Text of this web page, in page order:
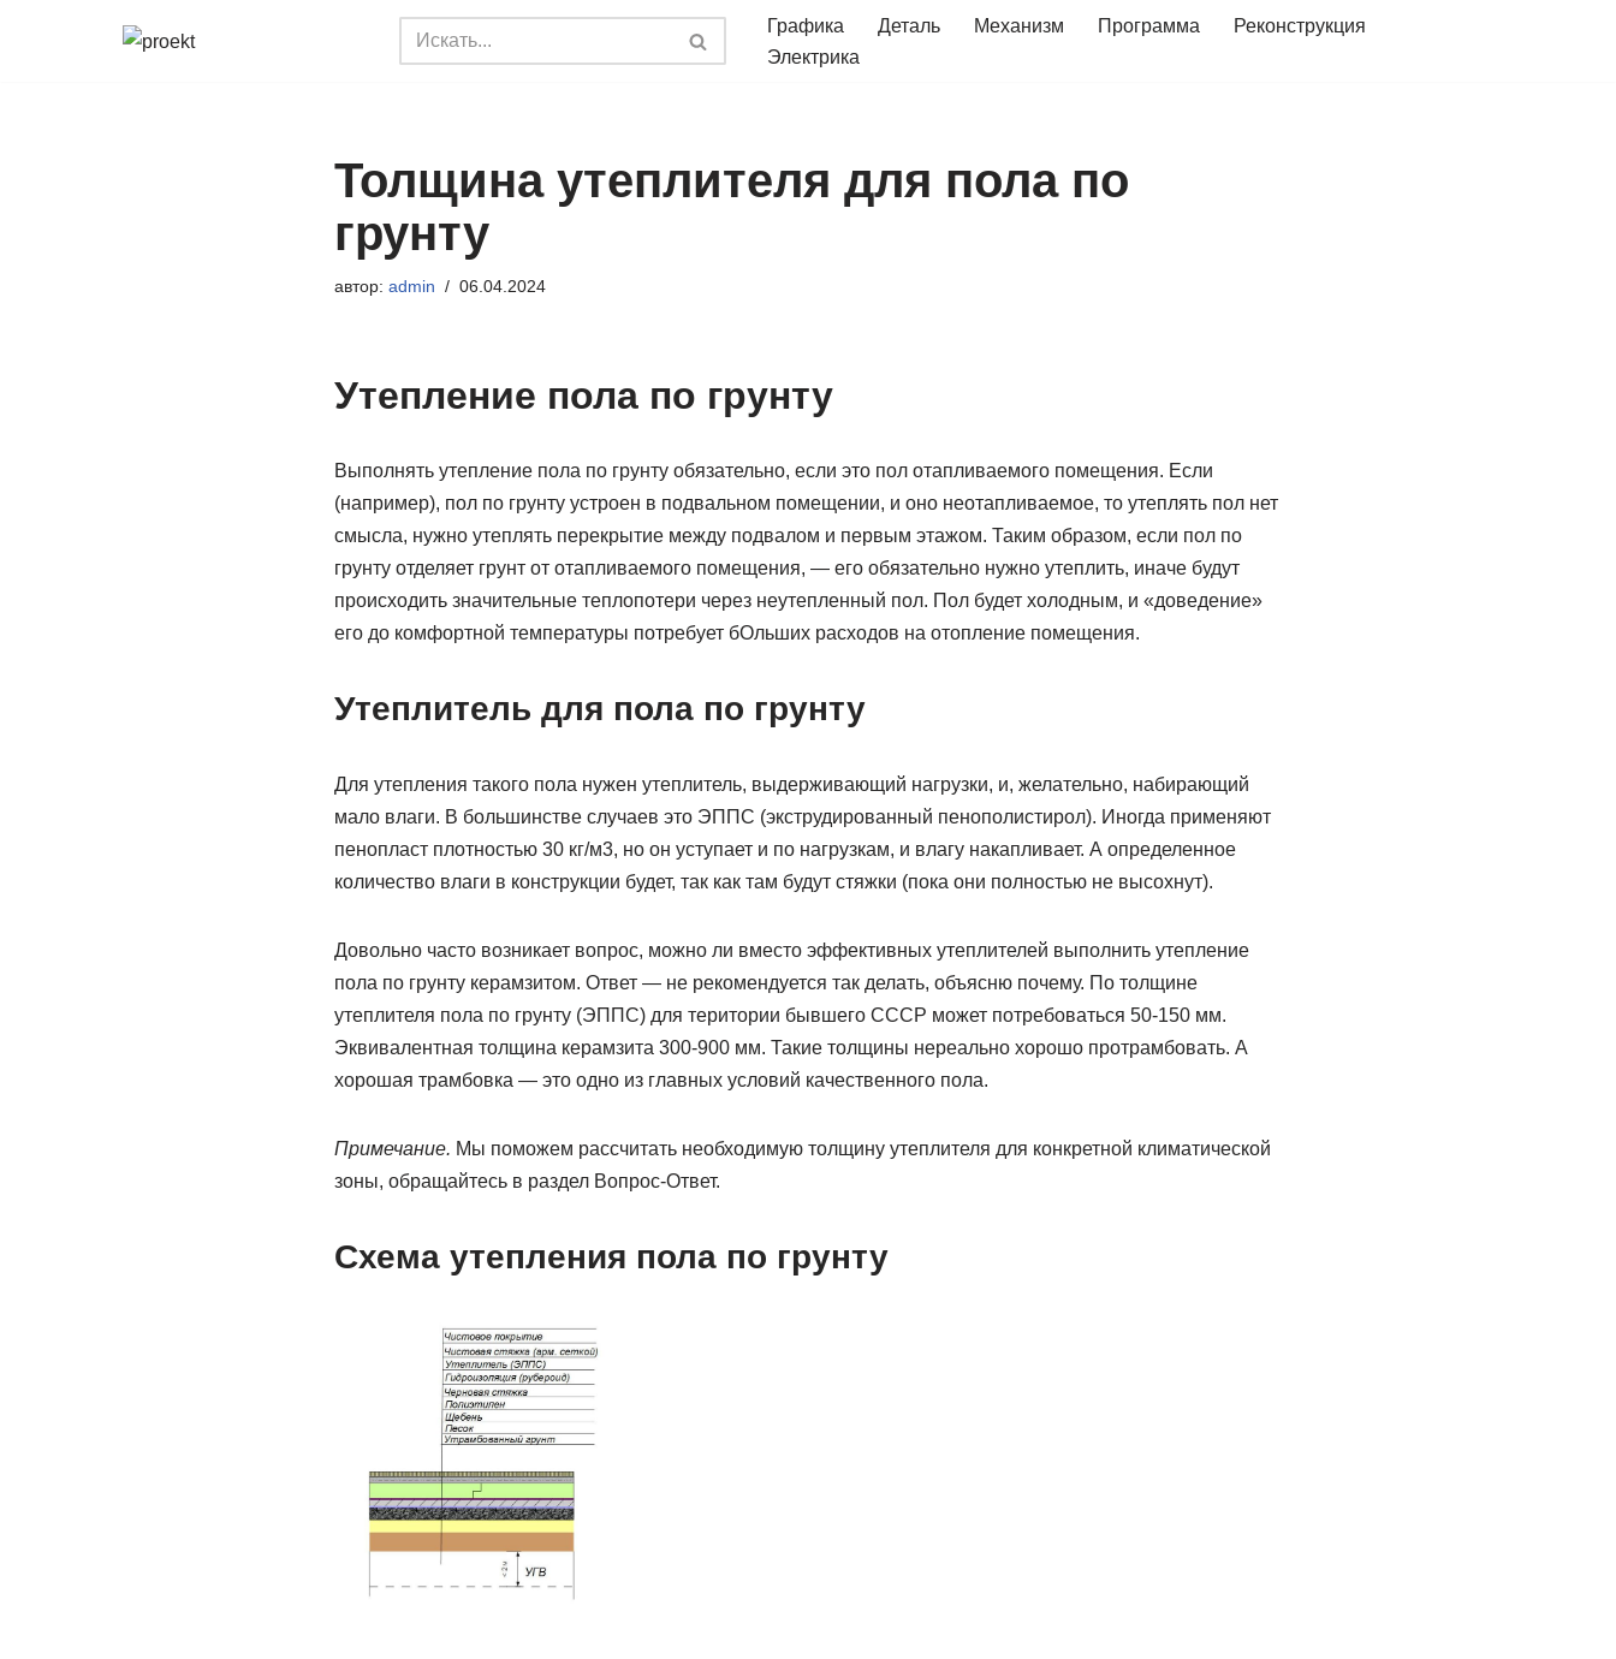
Графика Деталь Механизм Программа
Реконструкция
Электрика
Толщина утеплителя для пола по
грунту
автор: admin 06.04.2024
Утепление пола по грунту
Выполнять утепление пола по грунту обязательно, если это пол отапливаемого помещения. Если
(например), пол по грунту устроен в подвальном помещении, и оно неотапливаемое, то утеплять пол нет
смысла, нужно утеплять перекрытие между подвалом и первым этажом. Таким образом, если пол по
грунту отделяет грунт от отапливаемого помещения, — его обязательно нужно утеплить, иначе будут
происходить значительные теплопотери через неутепленный пол. Пол будет холодным, и «доведение»
его до комфортной температуры потребует бОльших расходов на отопление помещения.
Утеплитель для пола по грунту
Для утепления такого пола нужен утеплитель, выдерживающий нагрузки, и, желательно, набирающий
мало влаги. В большинстве случаев это ЭППС (экструдированный пенополистирол). Иногда применяют
пенопласт плотностью 30 кг/м3, но он уступает и по нагрузкам, и влагу накапливает. А определенное
количество влаги в конструкции будет, так как там будут стяжки (пока они полностью не высохнут).
Довольно часто возникает вопрос, можно ли вместо эффективных утеплителей выполнить утепление
пола по грунту керамзитом. Ответ — не рекомендуется так делать, объясню почему. По толщине
утеплителя пола по грунту (ЭППС) для територии бывшего СССР может потребоваться 50-150 мм.
Эквивалентная толщина керамзита 300-900 мм. Такие толщины нереально хорошо протрамбовать. А
хорошая трамбовка — это одно из главных условий качественного пола.
Примечание. Мы поможем рассчитать необходимую толщину утеплителя для конкретной климатической
зоны, обращайтесь в раздел Вопрос-Ответ.
Схема утепления пола по грунту